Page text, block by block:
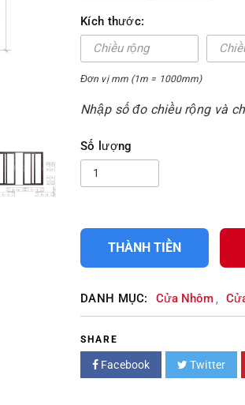
Kích thước:
Đơn vị mm (1m = 1000mm)
Nhập số đo chiều rộng và
Số lượng
THÀNH TIỀN
DANH MỤC: Cửa Nhôm ,
SHARE
Facebook Twitter